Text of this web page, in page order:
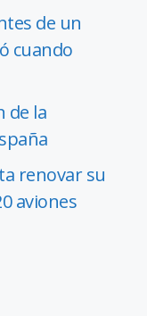
de un
cuando
de la
renovar su
aviones